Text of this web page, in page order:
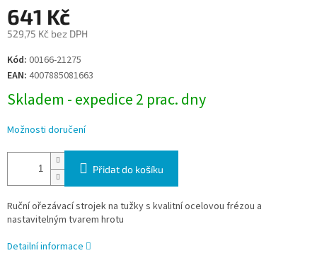
641 Kč
529,75 Kč bez DPH
Měrná
cena:
Kód: 00166-21275
EAN: 4007885081663
Skladem - expedice 2 prac. dny
Možnosti doručení
Přidat do košíku
Ruční ořezávací strojek na tužky s kvalitní ocelovou frézou a
nastavitelným tvarem hrotu
Detailní informace